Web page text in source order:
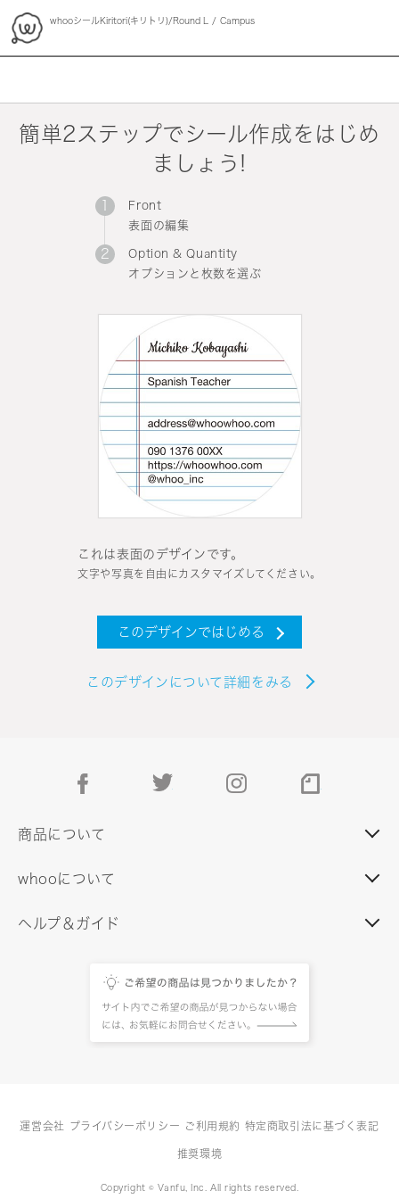
whoo
whooシールKiritori(キリトリ)/Round L Campus
簡単2ステップでシール作成をはじめ
ましょう!
Front
表面の編集
Option & Quantity
オプションと枚数を選ぶ
これは表面のデザインです。
文字や写真を自由にカスタマイズしてください。
このデザインではじめる
このデザインについて詳細をみる
facebook instagram
商品について
whooについて
ヘルプ＆ガイド
運営会社 プライバシーポリシー ご利用規約 特定商取引法に基づく表記
推奨環境
Copyright © Vanfu, Inc. All rights reserved.